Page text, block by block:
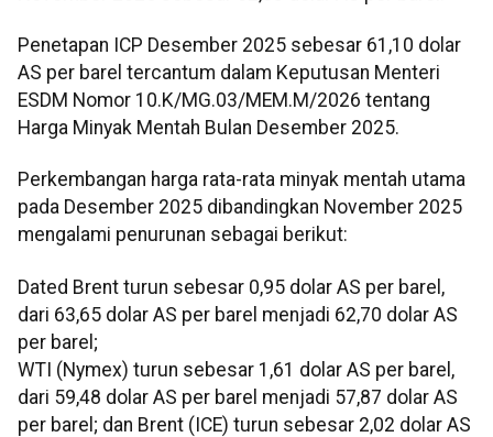
Penetapan ICP Desember 2025 sebesar 61,10 dolar
AS per barel tercantum dalam Keputusan Menteri
ESDM Nomor 10.K/MG.03/MEM.M/2026 tentang
Harga Minyak Mentah Bulan Desember 2025.
Perkembangan harga rata-rata minyak mentah utama
pada Desember 2025 dibandingkan November 2025
mengalami penurunan sebagai berikut:
Dated Brent turun sebesar 0,95 dolar AS per barel,
dari 63,65 dolar AS per barel menjadi 62,70 dolar AS
per barel;
WTI (Nymex) turun sebesar 1,61 dolar AS per barel,
dari 59,48 dolar AS per barel menjadi 57,87 dolar AS
per barel; dan Brent (ICE) turun sebesar 2,02 dolar AS